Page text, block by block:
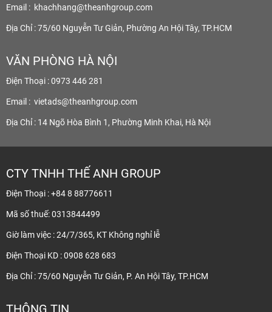
Email : khachhang@theanhgroup.com
Địa Chỉ : 75/60 Nguyễn Tư Giản, Phường An Hội Tây, TP.HCM
VĂN PHÒNG HÀ NỘI
Điện Thoại : 0973 446 281
Email : vietads@theanhgroup.com
Địa Chỉ : 14 Ngõ Hòa Bình 1, Phường Minh Khai, Hà Nội
CTY TNHH THẾ ANH GROUP
Điện Thoại : +84 8 88776611
Mã số thuế: 0313844499
Giờ làm việc : 24/7/365, KT Không nghỉ lễ
Điện Thoại KD : 0908 628 683
Địa Chỉ : 75/60 Nguyễn Tư Giản, P. An Hội Tây, TP.HCM
THÔNG TIN